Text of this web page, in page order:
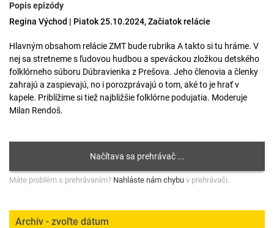
Popis epizódy
Regina Východ | Piatok 25.10.2024, Začiatok relácie
Hlavným obsahom relácie ZMT bude rubrika A takto si tu hráme. V
nej sa stretneme s ľudovou hudbou a speváckou zložkou detského
folklórneho súboru Dúbravienka z Prešova. Jeho členovia a členky
zahrajú a zaspievajú, no i porozprávajú o tom, aké to je hrať v
kapele. Priblížime si tiež najbližšie folklórne podujatia. Moderuje
Milan Rendoš.
Máte problém s prehrávaním? Nahláste nám chybu v prehrávači.
Archív - zvoľte dátum